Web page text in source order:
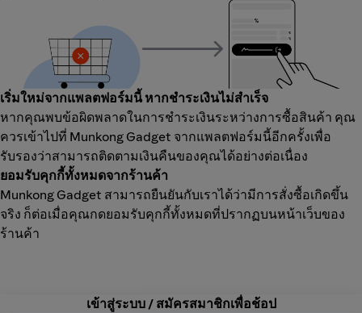
เริ่มใหม่จากแพลตฟอร์มนี้ หากชำระเงินไม่สำเร็จ
หากคุณพบข้อผิดพลาดในการชำระเงินระหว่างการซื้อสินค้า คุณ
ควรเข้าไปที่ Munkong Gadget จากแพลตฟอร์มนี้อีกครั้งเพื่อ
รับรองว่าสามารถติดตามเงินคืนของคุณได้อย่างต่อเนื่อง
ยอมรับคุกกี้ทั้งหมดจากร้านค้า
Munkong Gadget สามารถยืนยันกับเราได้ว่ามีการสั่งซื้อเกิดขึ้น
จริง ก็ต่อเมื่อคุณกดยอมรับคุกกี้ทั้งหมดที่ปรากฏบนหน้าเว็บของ
ร้านค้า
เข้าสู่ระบบ / สมัครสมาชิกเพื่อช้อป